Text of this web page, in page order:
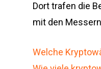
Dort trafen die
mit den
Welche